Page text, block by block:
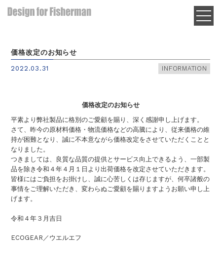
価格改定のお知らせ
2022.03.31 INFORMATION
価格改定のお知らせ
平素より弊社製品に格別のご愛顧を賜り、深く感謝申し上げます。
さて、昨今の原材料価格・物流価格などの高騰により、従来価格の維
持が困難となり、誠に不本意ながら価格改定をさせていただくことと
なりました。
つきましては、良質な品質の提供とサービス向上できるよう、一部製
品を除き令和４年４月１日より出荷価格を改定させていただきます。
皆様にはご負担をお掛けし、誠に心苦しくは存じますが、何卒諸般の
事情をご理解いただき、変わらぬご愛顧を賜りますようお願い申し上
げます。
令和４年３月吉日
ECOGEAR／ウエルエフ